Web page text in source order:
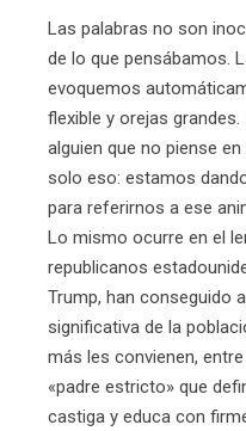
Las palabras no son
de lo que pensábamos.
evoquemos
flexible y orejas
alguien que no piense
solo eso: estamos
para referirnos a ese
Lo mismo ocurre en el
republicanos
Trump, han conseguido
significativa de la
más les convienen,
«padre estricto» que
castiga y educa con